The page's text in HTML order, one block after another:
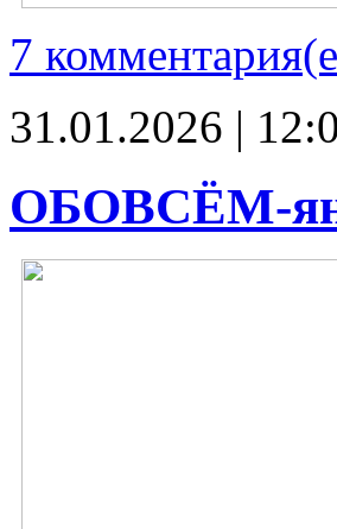
7
31.01.2026 |
ОБОВСЁМ-